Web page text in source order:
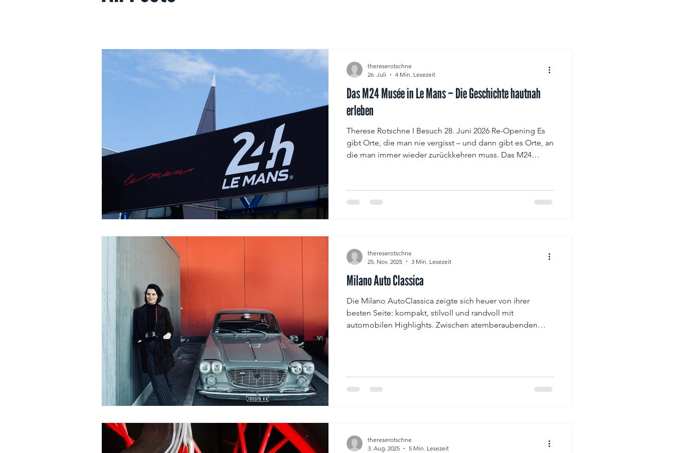
Das M24 Musée in Le Mans – Die Geschichte hautnah
erleben
Therese Rotschne I Besuch 28. Juni 2026 Re-Opening Es
gibt Orte, die man nie vergisst – und dann gibt es Orte, an
die man immer wieder zurückkehren muss. Das M24
am ersten Tag zu besuchen und als eine der ersten
Personen durch die neuen Hallen zu wandeln. Und ich
thereserotschne
26. Juli
4 Min. Lesezeit
Milano Auto Classica
Die Milano AutoClassica zeigte sich heuer von ihrer
besten Seite: kompakt, stilvoll und randvoll mit
automobilen Highlights. Zwischen atemberaubenden
Messe ein Erlebnis für alle Generationen – ein Fest für
thereserotschne
25. Nov. 2025
3 Min. Lesezeit
thereserotschne
3. Aug. 2025
5 Min. Lesezeit